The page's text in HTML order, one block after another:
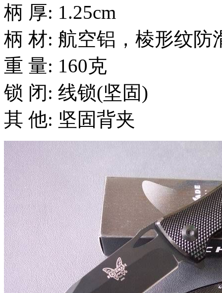
柄 厚: 1.25cm
柄 材: 航空铝，棱形纹防
重 量: 160克
锁 闭: 线锁(坚固)
其 他: 坚固背夹